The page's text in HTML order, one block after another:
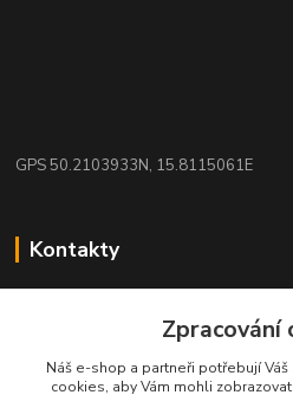
GPS 50.2103933N, 15.8115061E
Kontakty
+420 608 942 360
(Po-Pá, 10-16 hod.)
Zpracování
Náš e-shop a partneři potřebují Váš
cookies, aby Vám mohli